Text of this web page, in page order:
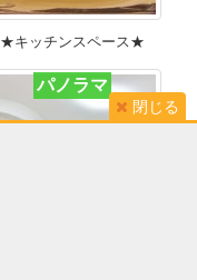
閉じる
★キッチンスペース★
パノラマ